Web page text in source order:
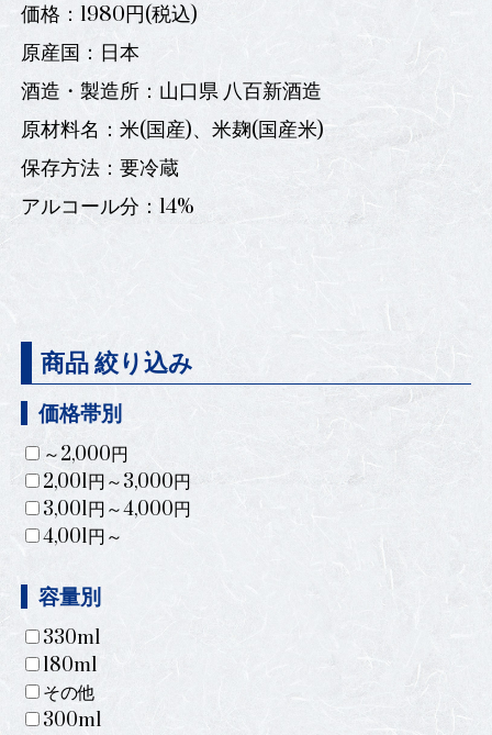
価格：1980円(税込)
原産国：日本
酒造・製造所：山口県 八百新酒造
原材料名：米(国産)、米麹(国産米)
保存方法：要冷蔵
アルコール分：14%
商品 絞り込み
価格帯別
～2,000円
2,001円～3,000円
3,001円～4,000円
4,001円～
容量別
330ml
180ml
その他
300ml